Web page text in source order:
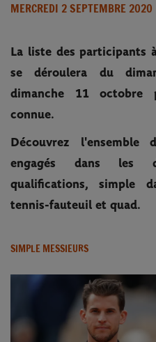
MERCREDI 2 SEPTEMBRE 2020
La liste des participants
se déroulera du
dimanche 11 octobre
connue.
Découvrez l'ensemble
engagés dans les
qualifications, simple
tennis-fauteuil et quad.
SIMPLE MESSIEURS